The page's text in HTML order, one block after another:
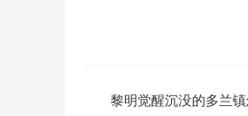
黎明觉醒沉没的多兰镇